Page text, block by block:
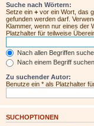
Suche nach Wörtern:
Setze ein + vor ein Wort, das
gefunden werden darf.
Klammer, wenn nur eines der
Platzhalter für teilweise
Nach allen Begriffen
Nach einem Begriff suchen
Zu suchender Autor:
Benutze ein * als Platzhalter
SUCHOPTIONEN